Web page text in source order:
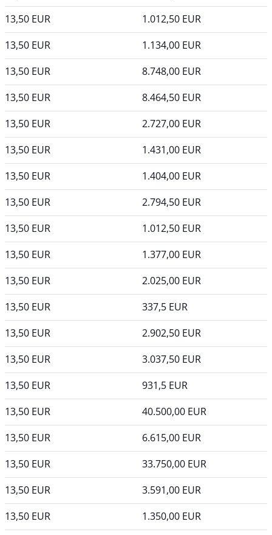
13,50 EUR 1.012,50 EUR
13,50 EUR 1.134,00 EUR
13,50 EUR 8.748,00 EUR
13,50 EUR 8.464,50 EUR
13,50 EUR 2.727,00 EUR
13,50 EUR 1.431,00 EUR
13,50 EUR 1.404,00 EUR
13,50 EUR 2.794,50 EUR
13,50 EUR 1.012,50 EUR
13,50 EUR 1.377,00 EUR
13,50 EUR 2.025,00 EUR
13,50 EUR 337,5 EUR
13,50 EUR 2.902,50 EUR
13,50 EUR 3.037,50 EUR
13,50 EUR 931,5 EUR
13,50 EUR 40.500,00 EUR
13,50 EUR 6.615,00 EUR
13,50 EUR 33.750,00 EUR
13,50 EUR 3.591,00 EUR
13,50 EUR 1.350,00 EUR